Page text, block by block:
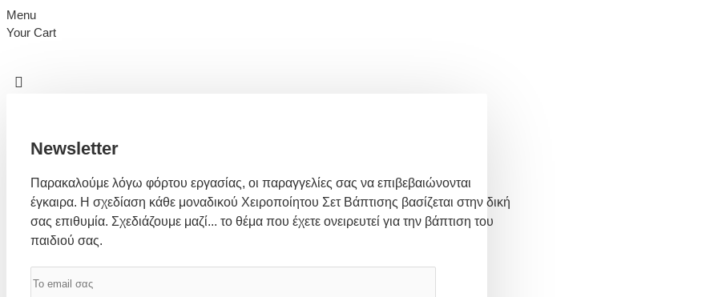
Menu
Your Cart
Newsletter
Παρακαλούμε λόγω φόρτου εργασίας, οι παραγγελίες σας να επιβεβαιώνονται
έγκαιρα. Η σχεδίαση κάθε μοναδικού Χειροποίητου Σετ Βάπτισης βασίζεται στην δική
σας επιθυμία. Σχεδιάζουμε μαζί... το θέμα που έχετε ονειρευτεί για την βάπτιση του
παιδιού σας.